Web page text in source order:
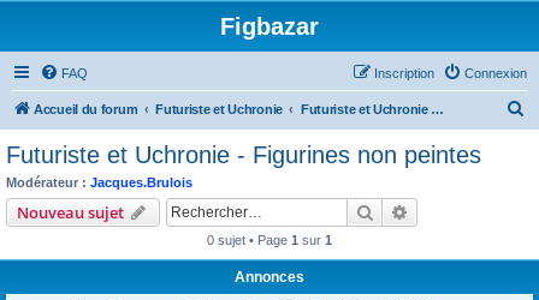
Figbazar
FAQ Connexion
Inscription
Accueil du forum Futuriste et Uchronie Futuriste et Uchronie - Figurines non peintes
Futuriste et Uchronie - Figurines non peintes
Modérateur : Jacques.Brulois
Nouveau sujet Rechercher
0 sujet • Page 1 sur 1
Annonces